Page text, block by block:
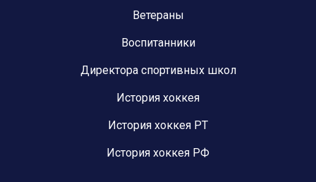
Ветераны
Воспитанники
Директора спортивных школ
История хоккея
История хоккея РТ
История хоккея РФ